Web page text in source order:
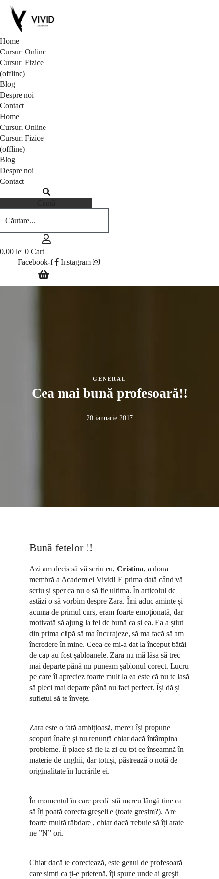
Home
Cursuri Online
Cursuri Fizice
(offline)
Blog
Despre noi
Contact
Home
Cursuri Online
Cursuri Fizice
(offline)
Blog
Despre noi
Contact
0,00 lei 0 Cart
Facebook-f
Instagram
GENERAL
Cea mai bună profesoară!!
20 ianuarie 2017
Bună fetelor !!
Azi am decis să vă scriu eu, Cristina, a doua
membră a Academiei Vivid! E prima dată când vă
scriu și sper ca nu o să fie ultima. În articolul de
astăzi o să vorbim despre Zara. Îmi aduc aminte și
acuma de primul curs, eram foarte emoționată, dar
motivată să ajung la fel de bună ca și ea. Ea a știut
din prima clipă să ma încurajeze, să ma facă să am
încredere în mine. Ceea ce mi-a dat la început bătăi
de cap au fost șabloanele. Zara nu mă lăsa să trec
mai departe până nu puneam șablonul corect. Lucru
pe care îl apreciez foarte mult la ea este că nu te lasă
să pleci mai departe până nu faci perfect. Își dă și
sufletul să te învețe.
Zara este o fată ambițioasă, mereu își propune
scopuri înalte şi nu renunță chiar dacă întâmpina
probleme. Îi place să fie la zi cu tot ce înseamnă în
materie de unghii, dar totuși, păstrează o notă de
originalitate în lucrările ei.
În momentul în care predă stă mereu lângă tine ca
să îți poată corecta greșelile (toate greșim?). Are
foarte multă răbdare , chiar dacă trebuie să îți arate
ne ”N” ori.
Chiar dacă te corectează, este genul de profesoară
care simți ca ți-e prietenă, îţi spune unde ai greşit